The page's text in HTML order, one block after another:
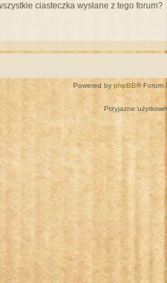
ciasteczka wysłane z tego forum?
Powered by phpBB® Forum
Przyjazne